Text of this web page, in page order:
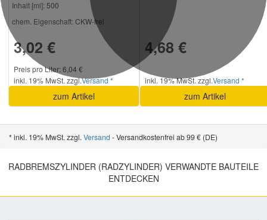
Inhalt [ml]: 500
chem. Eigenschaft: CKW-frei
3,02 €
Preis pro Liter: 6,04 €
inkl. 19% MwSt. zzgl.Versand *
zum Artikel
4,68 €
inkl. 19% MwSt. zzgl.Versand *
zum Artikel
* inkl. 19% MwSt. zzgl. Versand - Versandkostenfrei ab 99 € (DE)
RADBREMSZYLINDER (RADZYLINDER) VERWANDTE BAUTEILE
ENTDECKEN